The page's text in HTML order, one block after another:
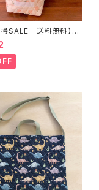
掃SALE 送料無料】再
れ☆27×22マチ6cm
】 ★US.49 上履き
グ 裏
通園通学用のかわい